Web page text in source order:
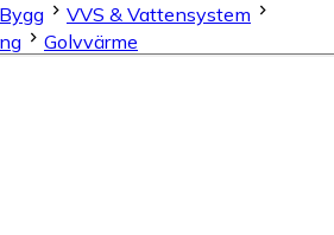
VVS & Vattensystem
Golvvärme